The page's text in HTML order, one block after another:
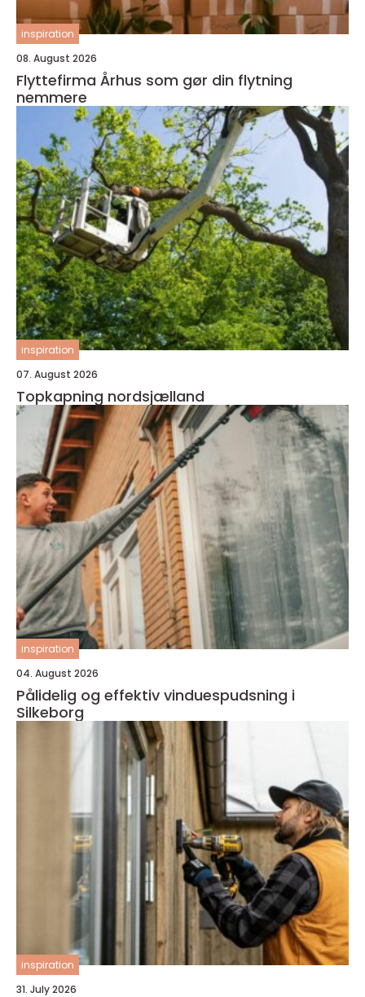
inspiration
08. August 2026
Flyttefirma Århus som gør din flytning
nemmere
inspiration
07. August 2026
Topkapning nordsjælland
inspiration
04. August 2026
Pålidelig og effektiv vinduespudsning i
Silkeborg
inspiration
31. July 2026